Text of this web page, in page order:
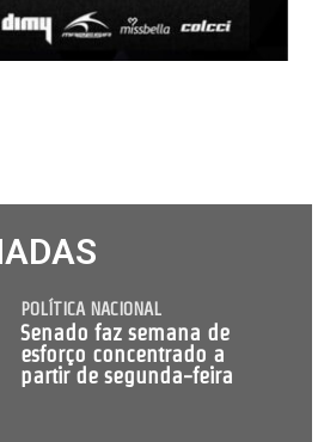
POLÍTICA NACIONAL
Senado faz semana de
esforço concentrado a
partir de segunda-feira